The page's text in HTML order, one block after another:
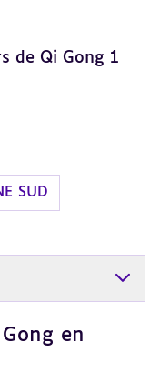
de Qi Gong 1
SUD
en